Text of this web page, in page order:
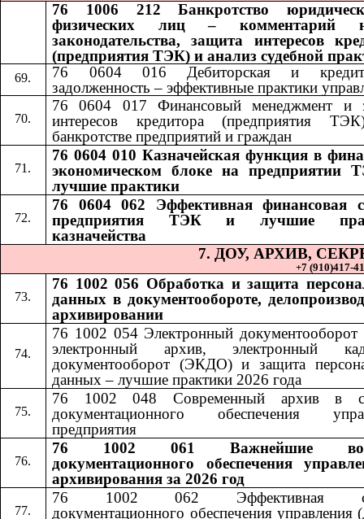
76 1006 212 Банкротство
физических лиц – комментарий
законодательства, защита интересов
(предприятия ТЭК) и анализ судебной
76 0604 016 Дебиторская и
задолженность – эффективные практики
76 0604 017 Финансовый менеджмент и
интересов кредитора (предприятия
банкротстве предприятий и граждан
76 0604 010 Казначейская функция в
экономическом блоке на
лучшие практики
76 0604 062 Эффективная финансовая
предприятия ТЭК и лучшие
казначейства
7. ДОУ, АРХИВ,
+7 (910)417-
76 1002 056 Обработка и защита
данных в документообороте,
архивировании
76 1002 054 Электронный
электронный архив, электронный
документооборот (ЭКДО) и защита
данных – лучшие практики 2026 года
76 1002 048 Современный архив в
документационного обеспечения
предприятия
76 1002 061 Важнейшие
документационного обеспечения
архивирования за 2026 год
76 1002 062 Эффективная
документационного обеспечения